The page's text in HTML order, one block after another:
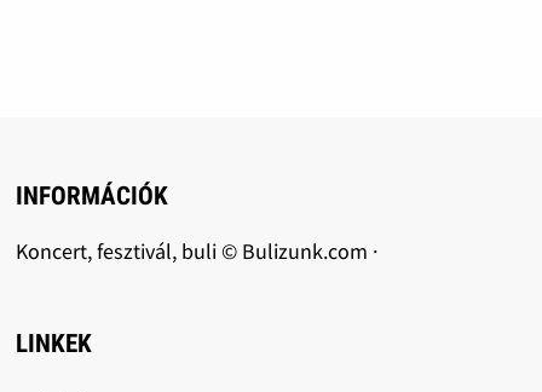
INFORMÁCIÓK
Koncert, fesztivál, buli © Bulizunk.com ·
LINKEK